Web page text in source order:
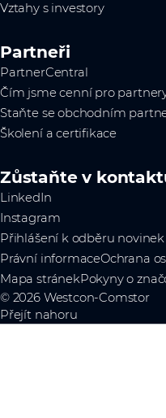
Vztahy s investory
Partneři
PartnerCentral
Čím jsme cenní pro
Staňte se obchodním
Školení a certifikace
Zůstaňte v
LinkedIn
Instagram
Přihlášení k odběru novinek
Právní informaceOchrana
Mapa stránekPokyny o
© 2026 Westcon-Comstor
Přejít nahoru